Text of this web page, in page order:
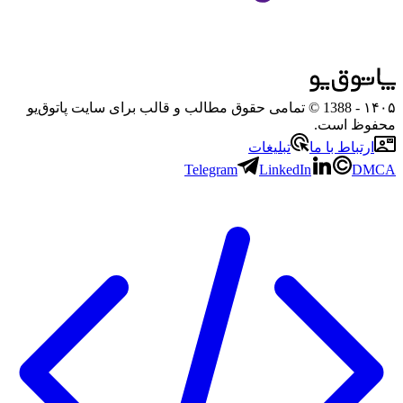
۱۴۰۵
- 1388 © تمامی حقوق مطالب و قالب برای سایت پاتوق‌یو
محفوظ است.
ارتباط با ما
تبلیغات
Telegram
LinkedIn DMCA